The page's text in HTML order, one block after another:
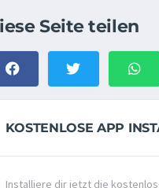
Seite teilen
KOSTENLOSE APP
Installiere dir jetzt die